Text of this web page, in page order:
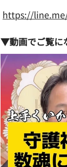
https://
▼動画でご覧に